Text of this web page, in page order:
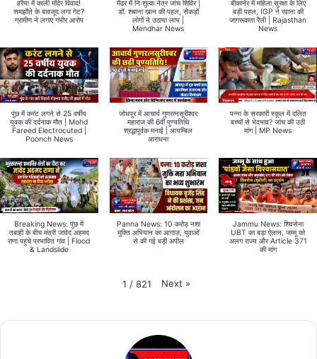
हरैया में काली मंदिर विवाद!
समझौते के बावजूद लगा गेट?
ग्रामीण ने लगाए गंभीर आरोप
मेंढर में निःशुल्क नेत्र जांच शिविर |
डॉ. शबाना खान की पहल, सैकड़ों
लोगों ने उठाया लाभ |
Mendhar News
बीकानेर में महिला सुरक्षा के लिए
बड़ी पहल, IGP ने रवाना की
जागरूकता रैली | Rajasthan
News
पुंछ में करंट लगने से 25 वर्षीय
युवक की दर्दनाक मौत | Mohd
Fareed Electrocuted |
Poonch News
जोधपुर में आचार्य गुणरत्नसूरीश्वर
महाराज की 6वीं पुण्यतिथि
श्रद्धापूर्वक मनाई | आयम्बिल
आराधना
पन्ना के सरकारी स्कूल में दलित
बच्चों से भेदभाव? जांच की उठी
मांग | MP News
Breaking News: पुंछ में
तबाही के बीच मंत्री जावेद अहमद
राणा पहुंचे प्रभावित गांव | Flood
& Landslide
Panna News: 10 करोड़ नशा
मुक्ति अभियान का आगाज़, युवाओं
से की गई बड़ी अपील
Jammu News: शिवसेना
UBT का बड़ा ऐलान, जम्मू को
अलग राज्य और Article 371
की मांग
1 / 821 Next »